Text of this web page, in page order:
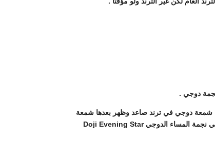
دوجي .
شمعة دوجي في ترند صاعد وظهر بعدها شمعة
سوادء طويله مغلغلة في أعماق الشمعة البيضاء السابقة للدوجي فهذا النموزج يؤكد أنعكاس الترند الحالي ولو لفترة مؤقتة . هذا النموزج يسمي نجمة المساء الدوجي Doji Evening Star